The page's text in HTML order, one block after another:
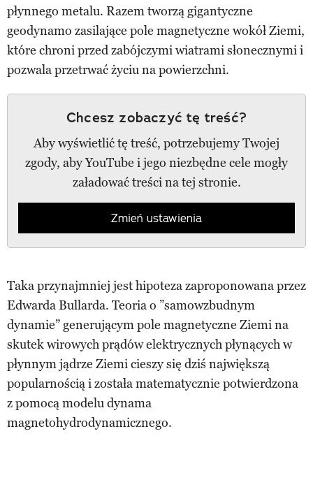
płynnego metalu. Razem tworzą gigantyczne
geodynamo zasilające pole magnetyczne wokół Ziemi,
które chroni przed zabójczymi wiatrami słonecznymi i
pozwala przetrwać życiu na powierzchni.
Chcesz zobaczyć tę treść?
Aby wyświetlić tę treść, potrzebujemy Twojej
zgody, aby YouTube i jego niezbędne cele mogły
załadować treści na tej stronie.
Zmień ustawienia
Taka przynajmniej jest hipoteza zaproponowana przez
Edwarda Bullarda. Teoria o ”samowzbudnym
dynamie” generującym pole magnetyczne Ziemi na
skutek wirowych prądów elektrycznych płynących w
płynnym jądrze Ziemi cieszy się dziś największą
popularnością i została matematycznie potwierdzona
z pomocą modelu dynama
magnetohydrodynamicznego.